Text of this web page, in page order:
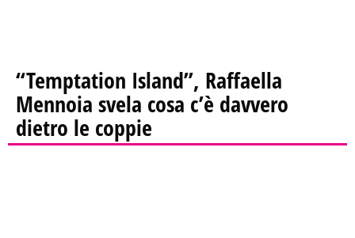
“Temptation Island”, Raffaella
Mennoia svela cosa c’è davvero
dietro le coppie